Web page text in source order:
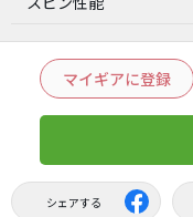
マイギアに登録
シェアする